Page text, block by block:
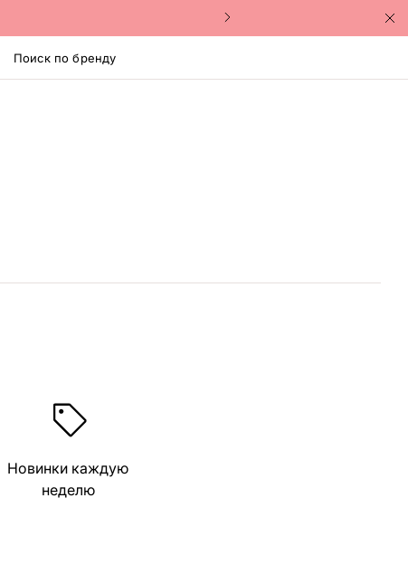
Поиск по бренду
Новинки каждую
неделю